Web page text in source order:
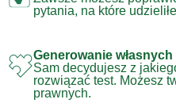
pytania, na które
Generowanie
Sam decydujesz z
rozwiązać test. Możesz
prawnych.